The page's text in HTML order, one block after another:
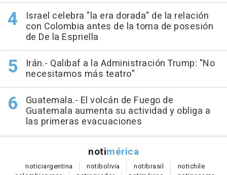
Israel celebra "la era dorada" de la relación
con Colombia antes de la toma de posesión
de De la Espriella
Irán.- Qalibaf a la Administración Trump: "No
necesitamos más teatro"
Guatemala.- El volcán de Fuego de
Guatemala aumenta su actividad y obliga a
las primeras evacuaciones
notimérica
noticiargentina notibolivia notibrasil notichile